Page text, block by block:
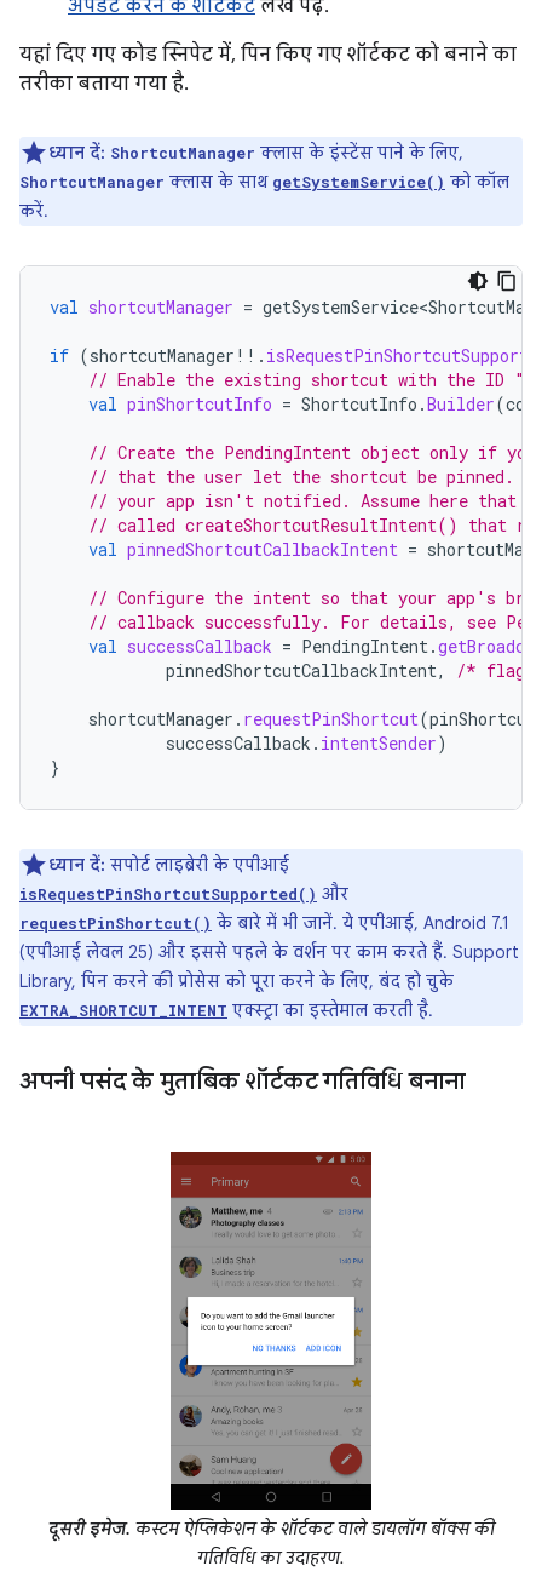
अपडेट करने के शॉर्टकट लेख पढ़ें.
यहां दिए गए कोड स्निपेट में, पिन किए गए शॉर्टकट को बनाने का
तरीका बताया गया है.
ध्यान दें: ShortcutManager क्लास के इंस्टेंस पाने के लिए,
ShortcutManager क्लास के साथ getSystemService() को कॉल
करें.
val shortcutManager =
if (shortcutManager !! .
// Enable the existing shortcut with the ID
val pinShortcutInfo = ShortcutInfo .Builder(
// Create the PendingIntent object only if
// that the user let the shortcut be pinned.
// your app isn't notified. Assume here that
// called createShortcutResultIntent() that
val pinnedShortcutCallbackIntent =
// Configure the intent so that your app's
// callback successfully. For details, see
val successCallback = PendingIntent.
pinnedShortcutCallbackIntent, /*
shortcutManager . requestPinShortcut(
successCallback . intentSender)
}
ध्यान दें: सपोर्ट लाइब्रेरी के एपीआई
isRequestPinShortcutSupported() और
requestPinShortcut() के बारे में भी जानें. ये एपीआई, Android 7.1
(एपीआई लेवल 25) और इससे पहले के वर्शन पर काम करते हैं. Support
Library, पिन करने की प्रोसेस को पूरा करने के लिए, बंद हो चुके
EXTRA_SHORTCUT_INTENT एक्स्ट्रा का इस्तेमाल करती है.
अपनी पसंद के मुताबिक शॉर्टकट गतिविधि बनाना
दूसरी इमेज. कस्टम ऐप्लिकेशन के शॉर्टकट वाले डायलॉग बॉक्स की
गतिविधि का उदाहरण.